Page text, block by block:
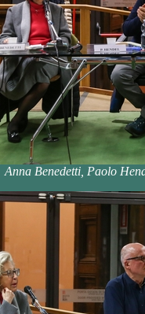
Anna Benedetti, Paolo